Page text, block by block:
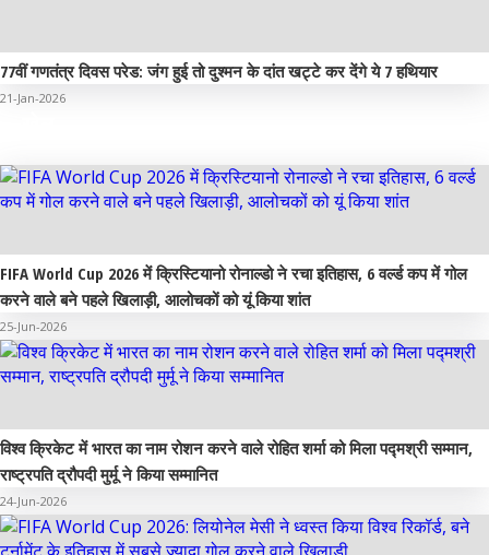
77वीं गणतंत्र दिवस परेड: जंग हुई तो दुश्मन के दांत खट्टे कर देंगे ये 7 हथियार
21-Jan-2026
FIFA World Cup 2026 में क्रिस्टियानो रोनाल्डो ने रचा इतिहास, 6 वर्ल्ड कप में गोल
करने वाले बने पहले खिलाड़ी, आलोचकों को यूं किया शांत
25-Jun-2026
विश्व क्रिकेट में भारत का नाम रोशन करने वाले रोहित शर्मा को मिला पद्मश्री सम्मान,
राष्ट्रपति द्रौपदी मुर्मू ने किया सम्मानित
24-Jun-2026